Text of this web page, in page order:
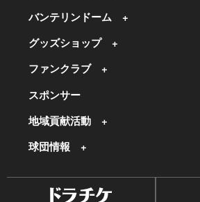
バンテリンドーム
グッズショップ
ファンクラブ
スポンサー
地域貢献活動
球団情報